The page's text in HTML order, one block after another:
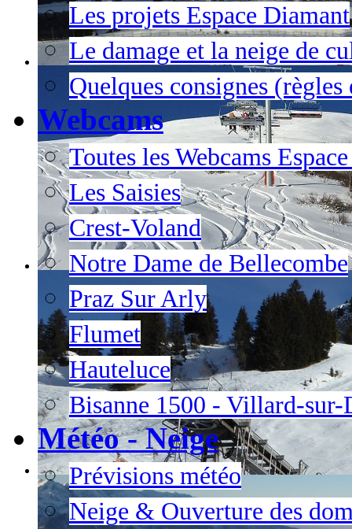
Les projets Espace Diamant
Le damage et la neige de
Quelques consignes (règles
Webcams
Toutes les Webcams
Les Saisies
Crest-Voland
Notre Dame de Bellecombe
Praz Sur Arly
Flumet
Hauteluce
Bisanne 1500 - Villard-sur-
Météo - Neige
Prévisions météo
Neige & Ouverture des